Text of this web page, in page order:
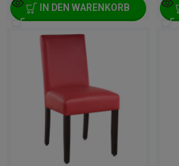
IN DEN WARENKORB